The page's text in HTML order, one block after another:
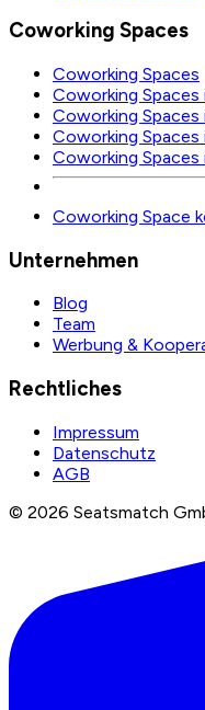
Coworking Spaces
Coworking Spaces
Coworking Spaces
Coworking Spaces
Coworking Spaces
Coworking Spaces
Coworking Space
Unternehmen
Blog
Team
Werbung &
Rechtliches
Impressum
Datenschutz
AGB
© 2026 Seatsmatch